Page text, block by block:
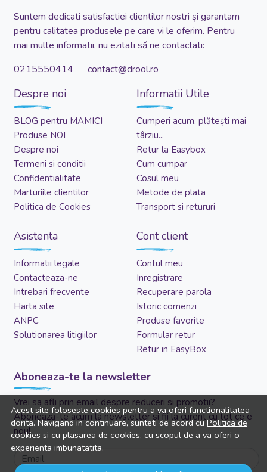
Acest site foloseste cookies pentru a va oferi functionalitatea
dorita. Navigand in continuare, sunteti de acord cuPolitica de
cookies si cu plasarea de cookies, cu scopul de a va oferi o
experienta imbunatatita.
Suntem dedicati satisfactiei clientilor nostri și garantam
pentru calitatea produsele pe care vi le oferim. Pentru
mai multe informatii, nu ezitati să ne contactati:
0215550414 contact@drool.ro
Despre noi
BLOG pentru MAMICI
Produse NOI
Despre noi
Termeni si conditii
Confidentialitate
Marturiile clientilor
Politica de Cookies
Informatii Utile
Cumperi acum, plătești mai
târziu...
Retur la Easybox
Cum cumpar
Cosul meu
Metode de plata
Transport si retururi
Asistenta
Informatii legale
Contacteaza-ne
Intrebari frecvente
Harta site
ANPC
Solutionarea litigiilor
Cont client
Contul meu
Inregistrare
Recuperare parola
Istoric comenzi
Produse favorite
Formular retur
Retur in EasyBox
Aboneaza-te la newsletter
Vrei sa afli prin email despre reduceri si promotii?
Aboneaza-te acum la newsletter si fii la curent cu tot ce e
nou!
Email